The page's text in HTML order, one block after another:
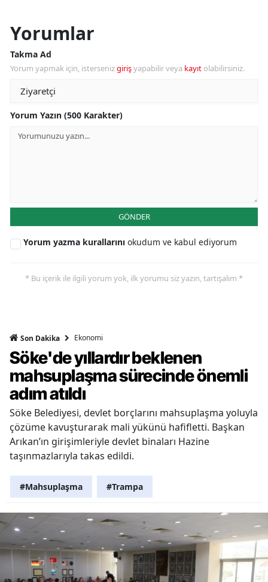
Yorumlar
Takma Ad
Yorum yapmak için, istersenizgirişyapabilir veya kayıt olabilirsiniz.
Yorum Yazın (500 Karakter)
GÖNDER
Yorum yazma kurallarını okudum ve kabul ediyorum
* Bu içerik ile ilgili yorum yok, ilk yorumu siz yazın, tartışalım *
Son Dakika Ekonomi
Söke'de yıllardır beklenen
mahsuplaşma sürecinde önemli
adım atıldı
Söke Belediyesi, devlet borçlarını mahsuplaşma yoluyla
çözüme kavuşturarak mali yükünü hafifletti. Başkan
Arıkan’ın girişimleriyle devlet binaları Hazine
taşınmazlarıyla takas edildi.
#Mahsuplaşma #Trampa